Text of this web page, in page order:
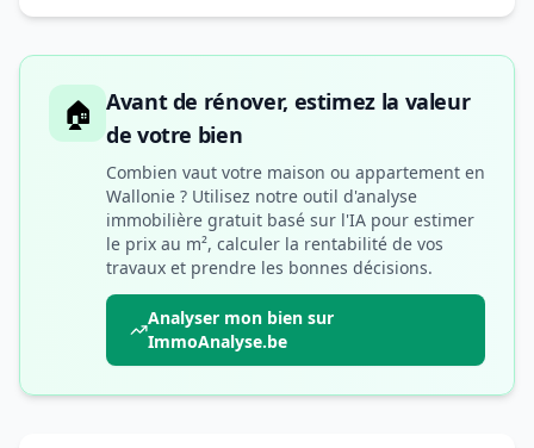
🏠 Avant de rénover, estimez la valeur
de votre bien
Combien vaut votre maison ou appartement en
Wallonie ? Utilisez notre outil d'analyse
immobilière gratuit basé sur l'IA pour estimer
le prix au m², calculer la rentabilité de vos
travaux et prendre les bonnes décisions.
Analyser mon bien sur
ImmoAnalyse.be